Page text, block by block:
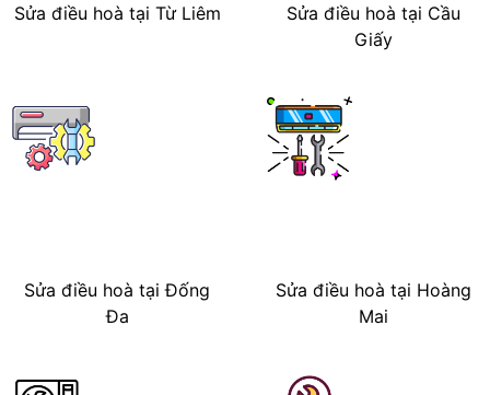
Sửa điều hoà tại Từ Liêm
Sửa điều hoà tại Cầu
Giấy
Sửa điều hoà tại Đống
Đa
Sửa điều hoà tại Hoàng
Mai